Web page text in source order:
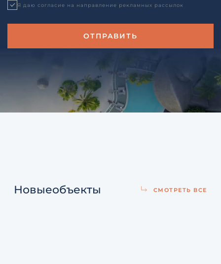
Я даю согласие на направление рекламных рассылок
Новыеобъекты СМОТРЕТЬ ВСЕ